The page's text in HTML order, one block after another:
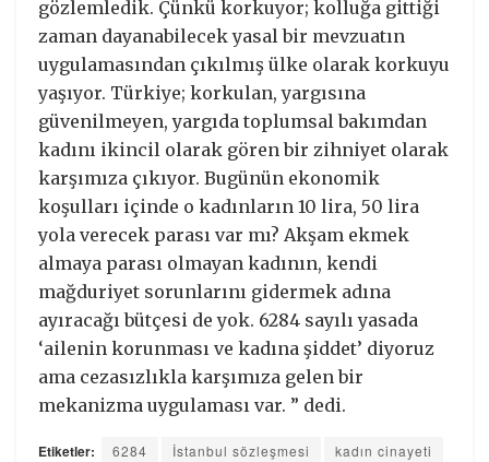
gözlemledik. Çünkü korkuyor; kolluğa gittiği
zaman dayanabilecek yasal bir mevzuatın
uygulamasından çıkılmış ülke olarak korkuyu
yaşıyor. Türkiye; korkulan, yargısına
güvenilmeyen, yargıda toplumsal bakımdan
kadını ikincil olarak gören bir zihniyet olarak
karşımıza çıkıyor. Bugünün ekonomik
koşulları içinde o kadınların 10 lira, 50 lira
yola verecek parası var mı? Akşam ekmek
almaya parası olmayan kadının, kendi
mağduriyet sorunlarını gidermek adına
ayıracağı bütçesi de yok. 6284 sayılı yasada
‘ailenin korunması ve kadına şiddet’ diyoruz
ama cezasızlıkla karşımıza gelen bir
mekanizma uygulaması var. ” dedi.
Etiketler: 6284 İstanbul sözleşmesi
kadın cinayeti